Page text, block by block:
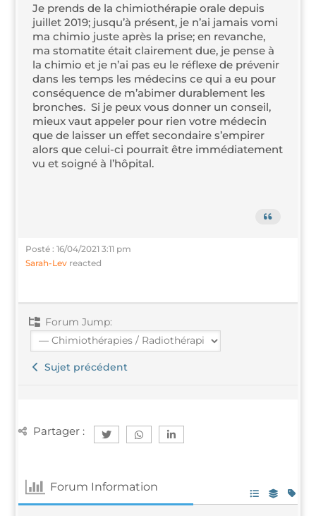
Je prends de la chi­mio­thé­ra­pie orale depuis
juillet 2019; jus­qu’à pré­sent, je n’ai jamais vomi
ma chi­mio juste après la prise; en revanche,
ma sto­ma­tite était clai­re­ment due, je pense à
la chi­mio et je n’ai pas eu le réflexe de pré­ve­nir
dans les temps les méde­cins ce qui a eu pour
consé­quence de m’a­bi­mer dura­ble­ment les
bronches. Si je peux vous don­ner un conseil,
mieux vaut appe­ler pour rien votre méde­cin
que de lais­ser un effet secon­daire s’empirer
alors que celui-ci pour­rait être immé­dia­te­ment
vu et soi­gné à l’hôpital.
Pos­té : 16/04/2021 3:11 pm
Sarah-Lev reacted
Forum Jump:
Sujet précédent
Par­ta­ger :
Forum Infor­ma­tion